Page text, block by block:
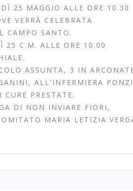
25 MAGGIO ALLE ORE 10.30
VERRÀ CELEBRATA
CAMPO SANTO.
25 C.M. ALLE ORE 10.00
ASSUNTA, 3 IN
ALL'INFERMIERA
PRESTATE.
DI NON INVIARE FIORI,
MARIA LETIZIA